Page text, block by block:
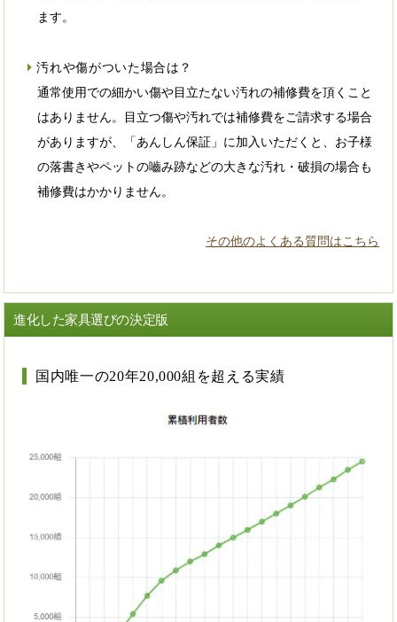
ます。
汚れや傷がついた場合は？
通常使用での細かい傷や目立たない汚れの補修費を頂くこと
はありません。目立つ傷や汚れでは補修費をご請求する場合
がありますが、「あんしん保証」に加入いただくと、お子様
の落書きやペットの嚙み跡などの大きな汚れ・破損の場合も
補修費はかかりません。
その他のよくある質問はこちら
進化した家具選びの決定版
国内唯一の20年20,000組を超える実績